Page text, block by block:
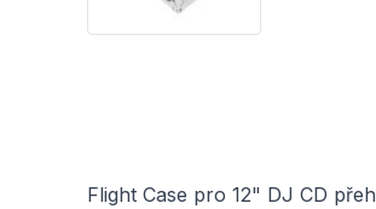
Flight Case pro 12" DJ CD